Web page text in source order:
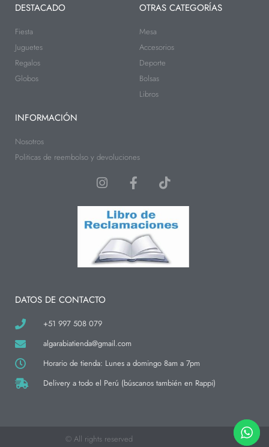
DESTACADO
Fiesta
Juguetes
Regalos
Globos
OTRAS CATEGORÍAS
Mesa
Accesorios
Deporte
Bolsas
Libros
INFORMACIÓN
Nosotros
Politicas de reembolso y devoluciones
I
s
t
a
g
r
a
F
a
c
e
b
o
o
k
T
i
k
t
o
DATOS DE CONTACTO
+51 997 508 079
algarabiatienda@gmail.com
Horario de tienda: Lunes a domingo 8am a 7pm
Delivery a todo el Perú (búscanos también en Rappi)
© All rights reserved